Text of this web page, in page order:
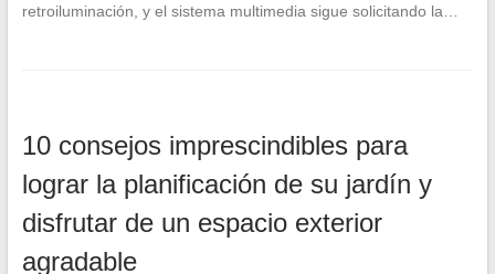
retroiluminación, y el sistema multimedia sigue solicitando la…
10 consejos imprescindibles para
lograr la planificación de su jardín y
disfrutar de un espacio exterior
agradable